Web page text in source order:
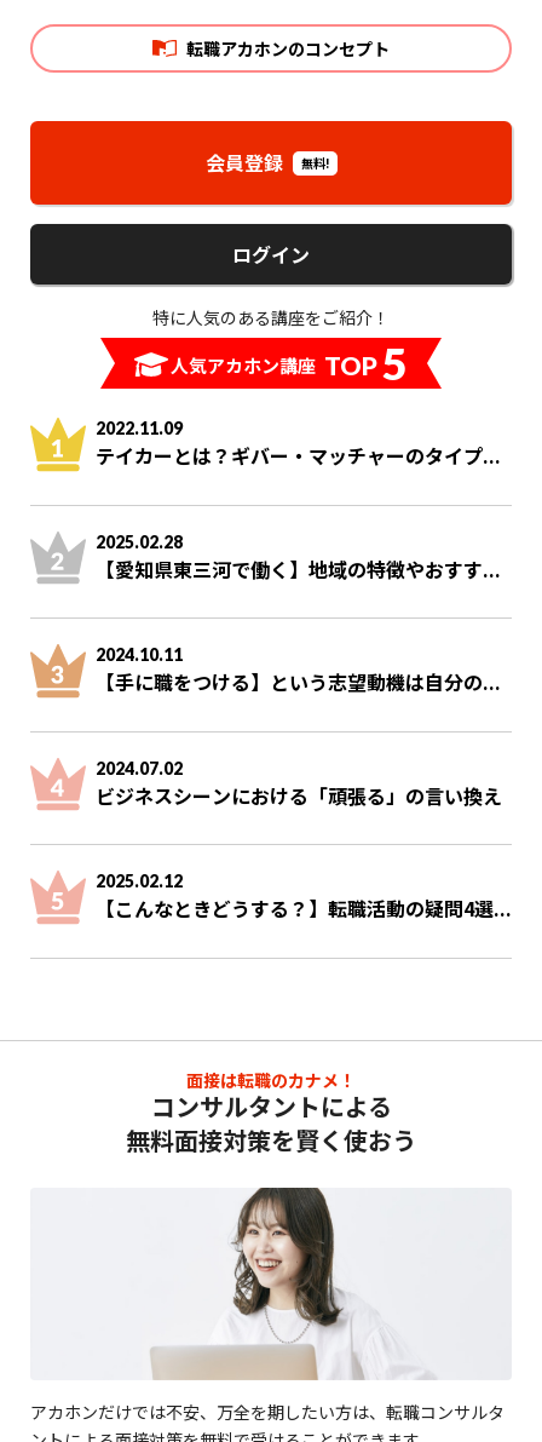
転職アカホンのコンセプト
会員登録 無料!
ログイン
特に人気のある講座をご紹介！
人気アカホン講座 TOP5
2022.11.09
テイカーとは？ギバー・マッチャーのタイプ...
2025.02.28
【愛知県東三河で働く】地域の特徴やおすす...
2024.10.11
【手に職をつける】という志望動機は自分の...
2024.07.02
ビジネスシーンにおける「頑張る」の言い換え
2025.02.12
【こんなときどうする？】転職活動の疑問4選...
面接は転職のカナメ！
コンサルタントによる
無料面接対策を賢く使おう
アカホンだけでは不安、万全を期したい方は、転職コンサルタ